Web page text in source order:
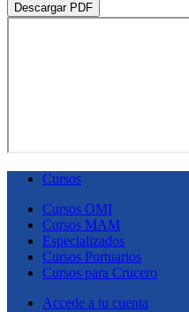
Descargar PDF
Cursos
Cursos OMI
Cursos MAM
Especializados
Cursos Portuarios
Cursos para Crucero
Accede a tu cuenta